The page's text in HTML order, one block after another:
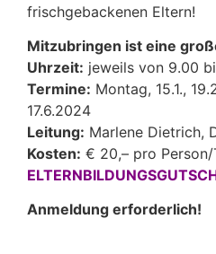
frischgebackenen Eltern!
Mitzubringen ist eine
Uhrzeit: jeweils von 9.00
Termine: Montag, 15.1.,
17.6.2024
Leitung: Marlene Dietrich,
Kosten: € 20,– pro Person/
Anmeldung erforderlich!